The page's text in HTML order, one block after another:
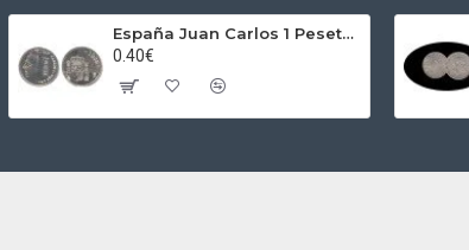
España Juan Carlos 1 Peseta JC 1989 Madrid ND
0.40€